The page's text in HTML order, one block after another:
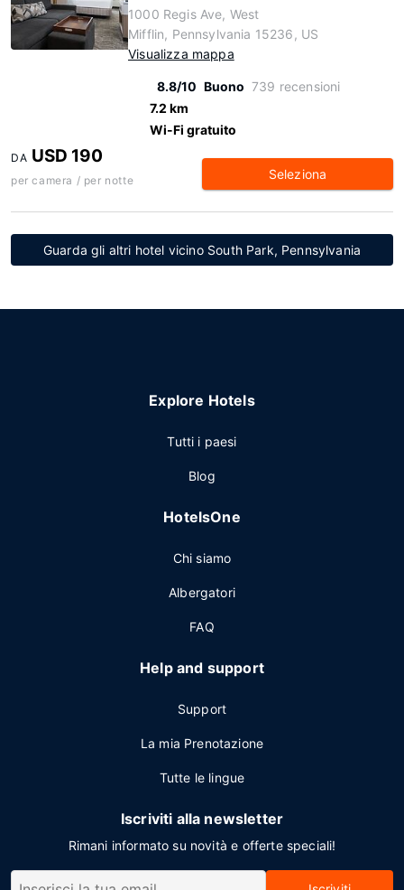
1000 Regis Ave, West
Mifflin, Pennsylvania 15236, US
Visualizza mappa
8.8/10 Buono 739 recensioni
7.2 km
Wi-Fi gratuito
DA USD 190
per camera / per notte Seleziona
Guarda gli altri hotel vicino South Park, Pennsylvania
Explore Hotels
Tutti i paesi
Blog
HotelsOne
Chi siamo
Albergatori
FAQ
Help and support
Support
La mia Prenotazione
Tutte le lingue
Iscriviti alla newsletter
Rimani informato su novità e offerte speciali!